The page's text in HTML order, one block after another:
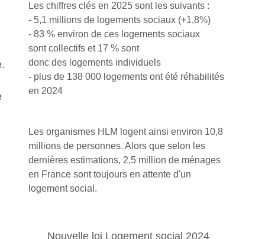
Les chiffres clés en 2025 sont les suivants :
- 5,1 millions de logements sociaux (+1,8%)
- 83 % environ de ces logements sociaux
sont collectifs et 17 % sont
donc des logements individuels
- plus de 138 000 logements ont été réhabilités
en 2024
Les organismes HLM logent ainsi environ 10,8
millions de personnes. Alors que selon les
dernières estimations, 2,5 million de ménages
en France sont toujours en attente d'un
logement social.
Nouvelle loi Logement social 2024